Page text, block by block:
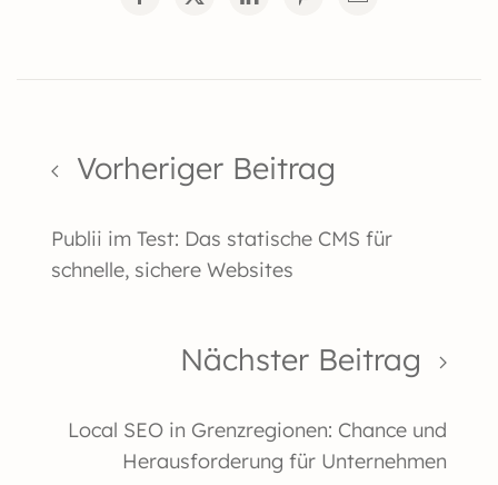
Vorheriger Beitrag
Publii im Test: Das statische CMS für
schnelle, sichere Websites
Nächster Beitrag
Local SEO in Grenzregionen: Chance und
Herausforderung für Unternehmen